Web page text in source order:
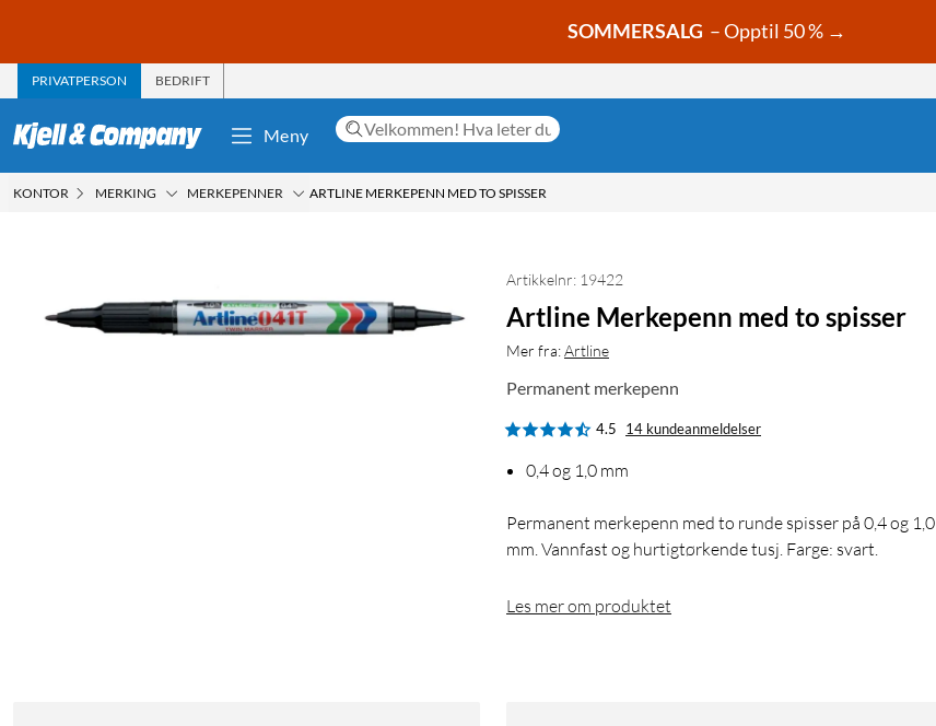
SOMMERSALG – Opptil 50 % →
PRIVATPERSON BEDRIFT
Meny
KONTOR MERKING MERKEPENNER ARTLINE MERKEPENN MED TO SPISSER
Artikkelnr: 19422
Artline Merkepenn med to spisser
Mer fra:Artline
Permanent merkepenn
4.5 14 kundeanmeldelser
0,4 og 1,0 mm
Permanent merkepenn med to runde spisser på 0,4 og 1,0
mm. Vannfast og hurtigtørkende tusj. Farge: svart.
Les mer om produktet